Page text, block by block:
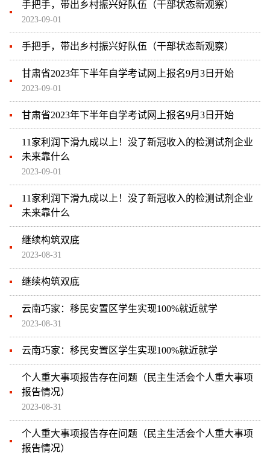
手把手，带出乡村振兴好队伍（干部状态新观察）
2023-09-01
手把手，带出乡村振兴好队伍（干部状态新观察）
甘肃省2023年下半年自学考试网上报名9月3日开始
2023-09-01
甘肃省2023年下半年自学考试网上报名9月3日开始
11家利润下滑九成以上！没了新冠收入的检测试剂企业
未来靠什么
2023-09-01
11家利润下滑九成以上！没了新冠收入的检测试剂企业
未来靠什么
继续构筑双底
2023-08-31
继续构筑双底
云南巧家：移民安置区学生实现100%就近就学
2023-08-31
云南巧家：移民安置区学生实现100%就近就学
个人重大事项报告存在问题（民主生活会个人重大事项
报告情况）
2023-08-31
个人重大事项报告存在问题（民主生活会个人重大事项
报告情况）